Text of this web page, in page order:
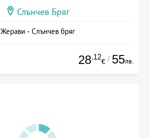
Слънчев Бряг
Жерави - Слънчев бряг
28.12
€ / 55лв.